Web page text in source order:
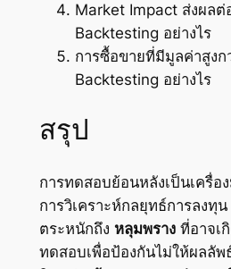
Market Impact ส่งผลต่
Backtesting อย่างไร
การซื้อขายที่มีมูลค่าสูงก
Backtesting อย่างไร
สรุป
การทดสอบย้อนหลังเป็นเครื่
การวิเคราะห์กลยุทธ์การลงทุ
ตระหนักถึง หลุมพรางที่อาจเ
ทดสอบเพื่อป้องกันไม่ให้ผลลัพ